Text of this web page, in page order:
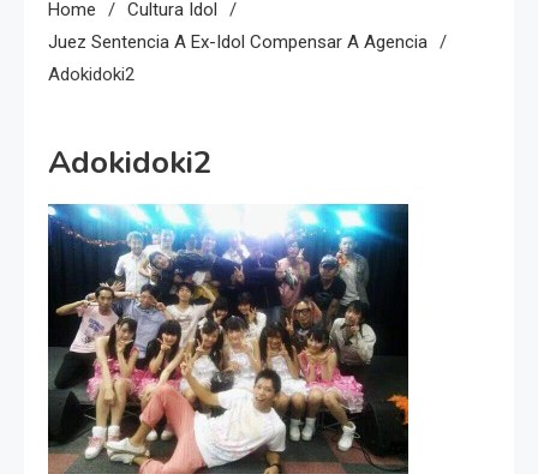
Home
Cultura Idol
Juez Sentencia A Ex-Idol Compensar A Agencia
Adokidoki2
Adokidoki2